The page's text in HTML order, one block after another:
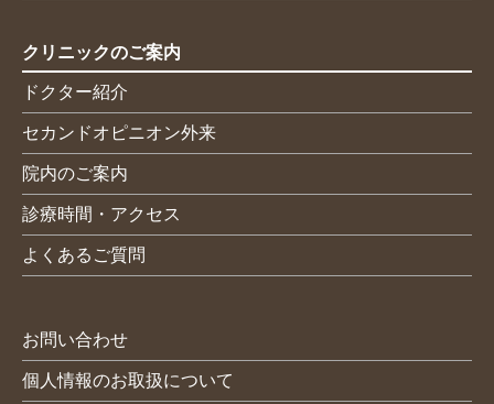
クリニックのご案内
ドクター紹介
セカンドオピニオン外来
院内のご案内
診療時間・アクセス
よくあるご質問
お問い合わせ
個人情報のお取扱について